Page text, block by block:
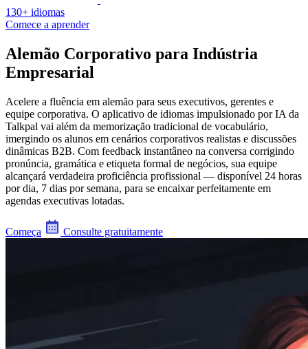
130+ idiomas
Comece a aprender
Alemão Corporativo para Indústria
Empresarial
Acelere a fluência em alemão para seus executivos, gerentes e
equipe corporativa. O aplicativo de idiomas impulsionado por IA da
Talkpal vai além da memorização tradicional de vocabulário,
imergindo os alunos em cenários corporativos realistas e discussões
dinâmicas B2B. Com feedback instantâneo na conversa corrigindo
pronúncia, gramática e etiqueta formal de negócios, sua equipe
alcançará verdadeira proficiência profissional — disponível 24 horas
por dia, 7 dias por semana, para se encaixar perfeitamente em
agendas executivas lotadas.
Começa Consulte gratuitamente